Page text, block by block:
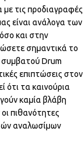
τις προδιαγραφές
είναι ανάλογα των
και στην
σημαντικά το
συμβατού Drum
επιπτώσεις στον
ότι τα καινούρια
καμία βλάβη
πιθανότητες
αναλωσίμων